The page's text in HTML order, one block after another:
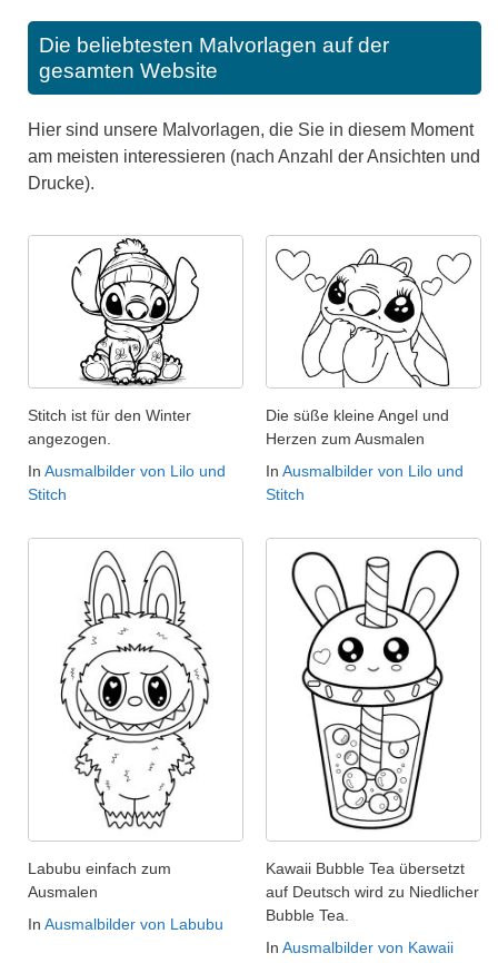
Die beliebtesten Malvorlagen auf der
gesamten Website
Hier sind unsere Malvorlagen, die Sie in diesem Moment
am meisten interessieren (nach Anzahl der Ansichten und
Drucke).
Stitch ist für den Winter
angezogen.
In Ausmalbilder von Lilo und
Stitch
Die süße kleine Angel und
Herzen zum Ausmalen
In Ausmalbilder von Lilo und
Stitch
Labubu einfach zum
Ausmalen
In Ausmalbilder von Labubu
Kawaii Bubble Tea übersetzt
auf Deutsch wird zu Niedlicher
Bubble Tea.
In Ausmalbilder von Kawaii